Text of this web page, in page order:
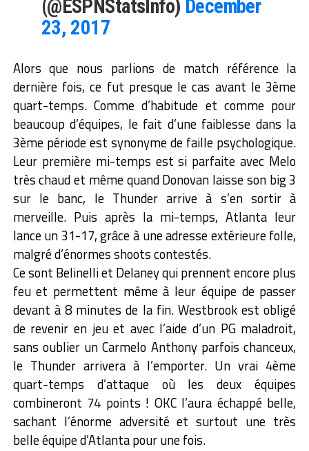
(@ESPNStatsInfo) December
23, 2017
Alors que nous parlions de match référence la
dernière fois, ce fut presque le cas avant le 3ème
quart-temps. Comme d’habitude et comme pour
beaucoup d’équipes, le fait d’une faiblesse dans la
3ème période est synonyme de faille psychologique.
Leur première mi-temps est si parfaite avec Melo
très chaud et même quand Donovan laisse son big 3
sur le banc, le Thunder arrive à s’en sortir à
merveille. Puis après la mi-temps, Atlanta leur
lance un 31-17, grâce à une adresse extérieure folle,
malgré d’énormes shoots contestés.
Ce sont Belinelli et Delaney qui prennent encore plus
feu et permettent même à leur équipe de passer
devant à 8 minutes de la fin. Westbrook est obligé
de revenir en jeu et avec l’aide d’un PG maladroit,
sans oublier un Carmelo Anthony parfois chanceux,
le Thunder arrivera à l’emporter. Un vrai 4ème
quart-temps d’attaque où les deux équipes
combineront 74 points ! OKC l’aura échappé belle,
sachant l’énorme adversité et surtout une très
belle équipe d’Atlanta pour une fois.